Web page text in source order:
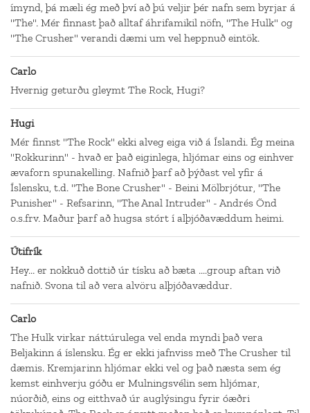
ímynd, þá mæli ég með því að þú veljir þér nafn sem byrjar á
"The". Mér finnast það alltaf áhrifamikil nöfn, "The Hulk" og
"The Crusher" verandi dæmi um vel heppnuð eintök.
Carlo
Hvernig geturðu gleymt The Rock, Hugi?
Hugi
Mér finnst "The Rock" ekki alveg eiga við á Íslandi. Ég meina
"Rokkurinn" - hvað er það eiginlega, hljómar eins og einhver
ævaforn spunakelling. Nafnið þarf að þýðast vel yfir á
Íslensku, t.d. "The Bone Crusher" - Beini Mölbrjótur, "The
Punisher" - Refsarinn, "The Anal Intruder" - Andrés Önd
o.s.frv. Maður þarf að hugsa stórt í alþjóðavæddum heimi.
Útifrík
Hey... er nokkuð dottið úr tísku að bæta ....group aftan við
nafnið. Svona til að vera alvöru alþjóðavæddur.
Carlo
The Hulk virkar náttúrulega vel enda myndi það vera
Beljakinn á íslensku. Ég er ekki jafnviss með The Crusher til
dæmis. Kremjarinn hljómar ekki vel og það næsta sem ég
kemst einhverju góðu er Mulningsvélin sem hljómar,
núorðið, eins og eitthvað úr auglýsingu fyrir óæðri